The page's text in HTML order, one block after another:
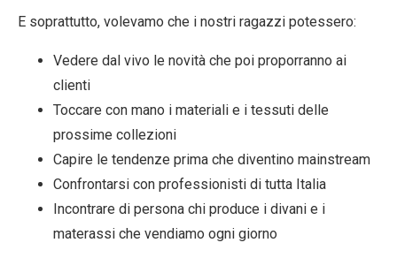
E soprattutto, volevamo che i nostri ragazzi potessero:
Vedere dal vivo le novità che poi proporranno ai
clienti
Toccare con mano i materiali e i tessuti delle
prossime collezioni
Capire le tendenze prima che diventino mainstream
Confrontarsi con professionisti di tutta Italia
Incontrare di persona chi produce i divani e i
materassi che vendiamo ogni giorno